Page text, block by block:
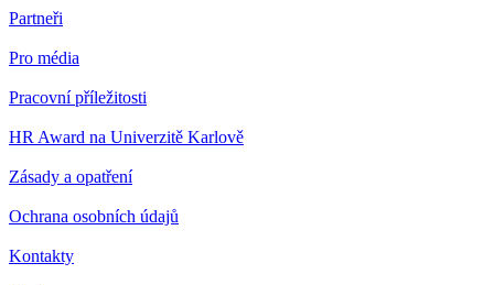
Partneři
Pro média
Pracovní příležitosti
HR Award na Univerzitě Karlově
Zásady a opatření
Ochrana osobních údajů
Kontakty